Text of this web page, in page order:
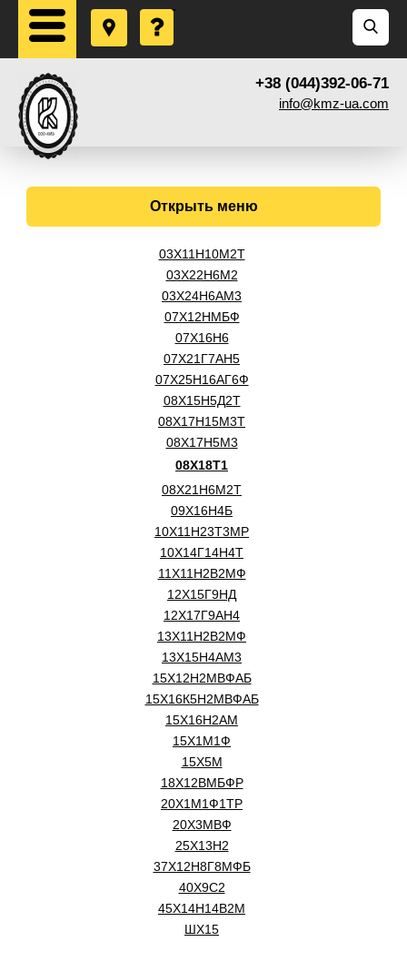
+38 (044)392-06-71
info@kmz-ua.com
Открыть меню
03Х11Н10М2Т
03Х22Н6М2
03Х24Н6АМ3
07Х12НМБФ
07Х16Н6
07Х21Г7АН5
07Х25Н16АГ6Ф
08Х15Н5Д2Т
08Х17Н15М3Т
08Х17Н5М3
08Х18Т1
08Х21Н6М2Т
09Х16Н4Б
10Х11Н23Т3МР
10Х14Г14Н4Т
11Х11Н2В2МФ
12Х15Г9НД
12Х17Г9АН4
13Х11Н2В2МФ
13Х15Н4АМ3
15Х12Н2МВФАБ
15Х16К5Н2МВФАБ
15Х16Н2АМ
15Х1М1Ф
15Х5М
18Х12ВМБФР
20Х1М1Ф1ТР
20Х3МВФ
25Х13Н2
37Х12Н8Г8МФБ
40Х9С2
45Х14Н14В2М
ШХ15